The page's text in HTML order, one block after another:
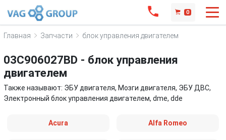
0
Главная Запчасти блок управления двигателем
03C906027BD - блок управления
двигателем
Также называют: ЭБУ двигателя, Мозги двигателя, ЭБУ ДВС,
Электронный блок управления двигателем, dme, dde
Acura Alfa Romeo